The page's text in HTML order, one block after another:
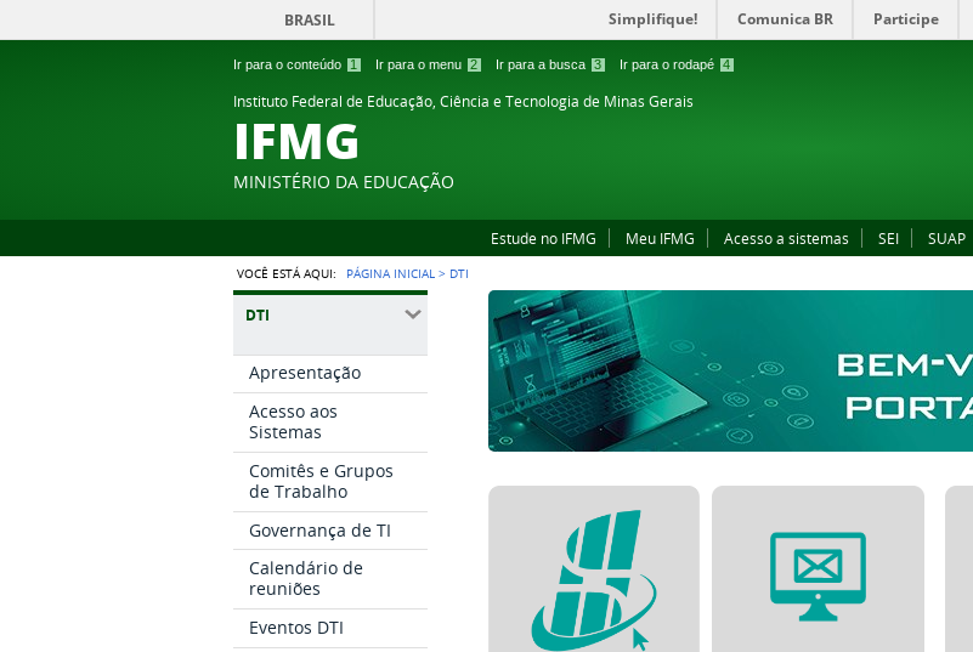
Ir para o conteúdo 1 Ir para o menu 2 Ir para a busca 3 Ir para o rodapé 4
BRASIL Simplifique! Comunica BR Participe
Instituto Federal de Educação, Ciência e Tecnologia de Minas Gerais
IFMG
MINISTÉRIO DA EDUCAÇÃO
Estude no IFMG Meu IFMG Acesso a sistemas SEI SUAP
VOCÊ ESTÁ AQUI: PÁGINA INICIAL > DTI
DTI
Apresentação
Acesso aos
Sistemas
Comitês e Grupos
de Trabalho
Governança de TI
Calendário de
reuniões
Eventos DTI